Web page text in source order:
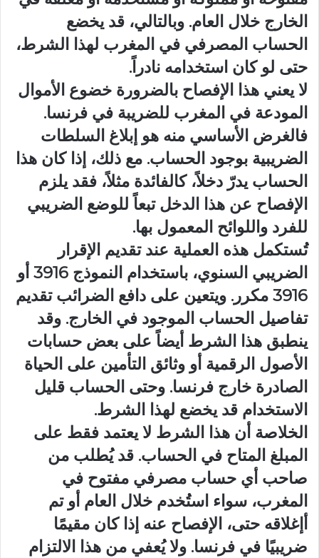
الخارج خلال العام. وبالتالي، قد يخضع
الحساب المصرفي في المغرب لهذا الشرط،
حتى لو كان استخدامه نادراً.
لا يعني هذا الإفصاح بالضرورة خضوع الأموال
المودعة في المغرب للضريبة في فرنسا.
فالغرض الأساسي منه هو إبلاغ السلطات
الضريبية بوجود الحساب. مع ذلك، إذا كان هذا
الحساب يدرّ دخلاً، كالفائدة مثلاً، فقد يلزم
الإفصاح عن هذا الدخل تبعاً للوضع الضريبي
للفرد واللوائح المعمول بها.
تُستكمل هذه العملية عند تقديم الإقرار
الضريبي السنوي، باستخدام النموذج 3916 أو
3916 مكرر. ويتعين على دافع الضرائب تقديم
تفاصيل الحساب الموجود في الخارج. وقد
ينطبق هذا الشرط أيضاً على بعض حسابات
الأصول الرقمية أو وثائق التأمين على الحياة
الصادرة خارج فرنسا. وحتى الحساب قليل
الاستخدام قد يخضع لهذا الشرط.
الخلاصة أن هذا الشرط لا يعتمد فقط على
المبلغ المتاح في الحساب. قد يُطلب من
صاحب أي حساب مصرفي مفتوح في
المغرب، سواء استُخدم خلال العام أو تم
أإغلاقه حتى، الإفصاح عنه إذا كان مقيمًا
ضريبيًا في فرنسا. ولا يُعفي من هذا الالتزام